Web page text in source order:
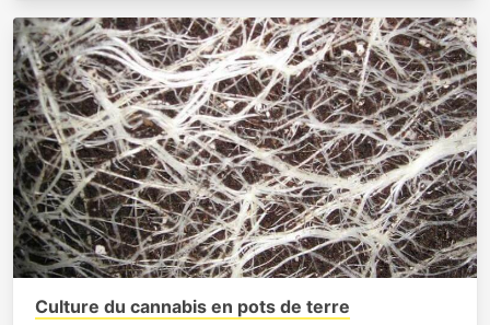
Culture du cannabis en pots de terre